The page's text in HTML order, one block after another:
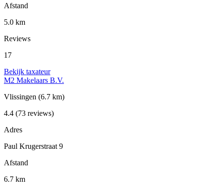
Afstand
5.0 km
Reviews
17
Bekijk taxateur
M2 Makelaars B.V.
Vlissingen (6.7 km)
4.4 (73 reviews)
Adres
Paul Krugerstraat 9
Afstand
6.7 km